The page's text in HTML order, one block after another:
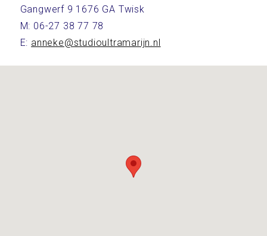
Gangwerf 9 1676 GA Twisk
M: 06-27 38 77 78
E: anneke@studioultramarijn.nl